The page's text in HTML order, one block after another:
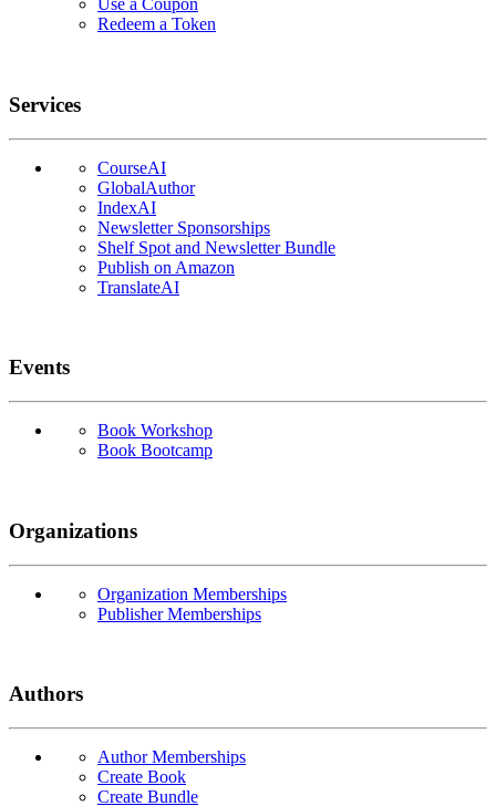
Use a Coupon
Redeem a Token
Services
CourseAI
GlobalAuthor
IndexAI
Newsletter Sponsorships
Shelf Spot and Newsletter Bundle
Publish on Amazon
TranslateAI
Events
Book Workshop
Book Bootcamp
Organizations
Organization Memberships
Publisher Memberships
Authors
Author Memberships
Create Book
Create Bundle